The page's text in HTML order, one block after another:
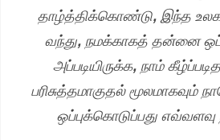
தாழ்த்திக்கொண்டு, இந்த
வந்து, நமக்காகத் தன்னை
அப்படியிருக்க, நாம்
பரிசுத்தமாகுதல் மூலமாகவும்
ஒப்புக்கொடுப்பது